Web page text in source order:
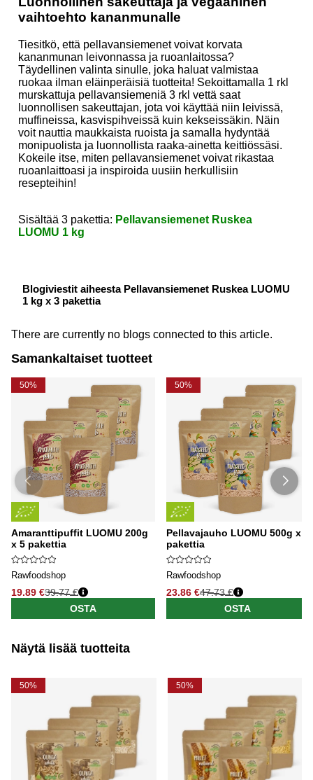
vaihtoehto kananmunalle
Tiesitkö, että pellavansiemenet voivat korvata
kananmunan leivonnassa ja ruoanlaitossa?
Täydellinen valinta sinulle, joka haluat valmistaa
ruokaa ilman eläinperäisiä tuotteita! Sekoittamalla 1 rkl
murskattuja pellavansiemeniä 3 rkl vettä saat
luonnollisen sakeuttajan, jota voi käyttää niin leivissä,
muffineissa, kasvispihveissä kuin kekseissäkin. Näin
voit nauttia maukkaista ruoista ja samalla hydyntää
monipuolista ja luonnollista raaka-ainetta keittiössäsi.
Kokeile itse, miten pellavansiemenet voivat rikastaa
ruoanlaittoasi ja inspiroida uusiin herkullisiin
resepteihin!
Sisältää 3 pakettia: Pellavansiemenet Ruskea
LUOMU 1 kg
Blogiviestit aiheesta Pellavansiemenet Ruskea LUOMU
1 kg x 3 pakettia
There are currently no blogs connected to this article.
Samankaltaiset tuotteet
50%
Amaranttipuffit LUOMU 200g
x 5 pakettia
Rawfoodshop
19.89 €39.77 €
OSTA
50%
Pellavajauho LUOMU 500g x 5
pakettia
Rawfoodshop
23.86 €47.73 €
OSTA
Näytä lisää tuotteita
50% 50%